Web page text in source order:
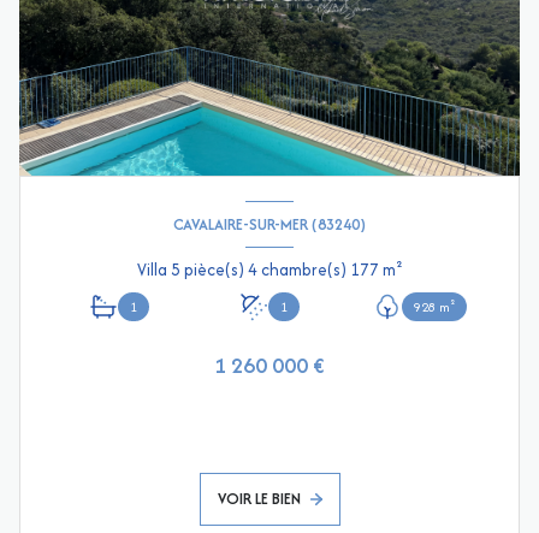
CAVALAIRE-SUR-MER (83240)
Villa 5 pièce(s) 4 chambre(s) 177 m²
1 1 928 m²
1 260 000 €
VOIR LE BIEN